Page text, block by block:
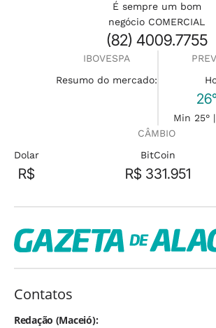
É sempre um bom
negócio COMERCIAL
(82) 4009.7755
IBOVESPA
Resumo do mercado:
Min 25°
CÂMBIO
Dolar
R$
BitCoin
R$ 331.951
Contatos
Redação (Maceió):